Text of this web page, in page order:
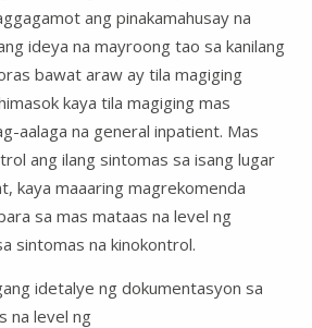
ang pinakamahusay na
ideya na mayroong tao sa kanilang
bawat araw ay tila magiging
kaya tila magiging mas
aalaga na general inpatient. Mas
ang ilang sintomas sa isang lugar
kaya maaaring magrekomenda
sa mas mataas na level ng
sintomas na kinokontrol.
idetalye ng dokumentasyon sa
na level ng